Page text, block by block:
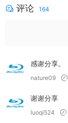
评论 164
感谢分享。
nature09
谢谢分享
luoqi524